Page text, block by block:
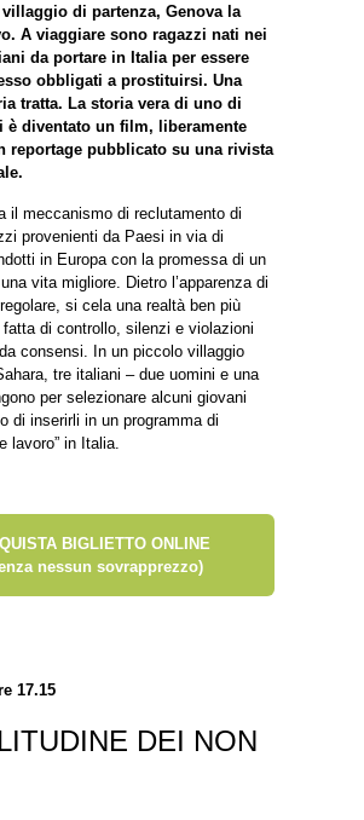
villaggio di partenza, Genova la
A viaggiare sono ragazzi nati nei
da portare in Italia per essere
obbligati a prostituirsi. Una
tratta. La storia vera di uno di
è diventato un film, liberamente
reportage pubblicato su una rivista
il meccanismo di reclutamento di
provenienti da Paesi in via di
in Europa con la promessa di un
vita migliore. Dietro l’apparenza di
si cela una realtà ben più
di controllo, silenzi e violazioni
consensi. In un piccolo villaggio
tre italiani – due uomini e una
per selezionare alcuni giovani
di inserirli in un programma di
lavoro” in Italia.
BIGLIETTO ONLINE
nessun sovrapprezzo)
17.15
DEI NON